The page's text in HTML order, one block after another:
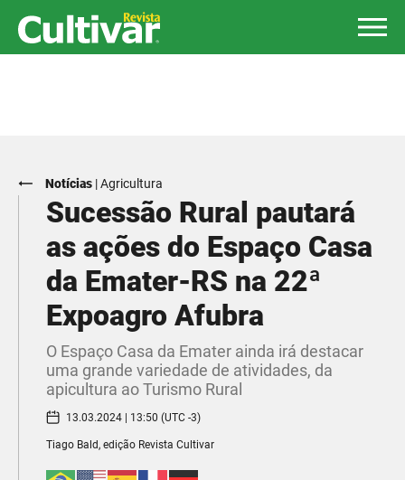
Notícias |Agricultura
Sucessão Rural pautará
as ações do Espaço Casa
da Emater-RS na 22ª
Expoagro Afubra
O Espaço Casa da Emater ainda irá destacar
uma grande variedade de atividades, da
apicultura ao Turismo Rural
13.03.2024 | 13:50 (UTC -3)
Tiago Bald, edição Revista Cultivar